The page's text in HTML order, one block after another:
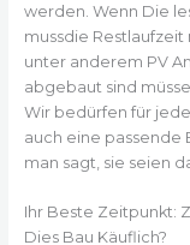
werden. Wenn Die
mussdie
unter anderem PV
abgebaut sind
Wir bedürfen für
auch eine passende
man sagt, sie seien
Ihr Beste Zeitpunkt:
Dies Bau Käuflich?